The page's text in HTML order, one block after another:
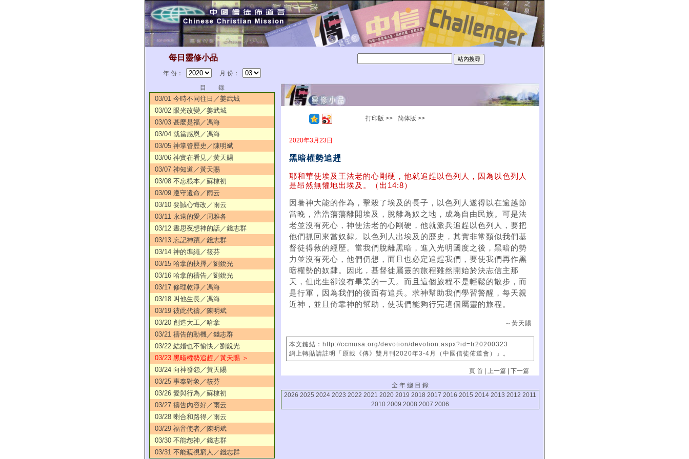
每日靈修小品
年 份：
月 份：
目 錄
03/01 今時不同往日／姜武城
03/02 眼光改變／姜武城
03/03 甚麼是福／馮海
03/04 就當感恩／馮海
03/05 神掌管歷史／陳明斌
03/06 神實在看見／黃天賜
03/07 神知道／黃天賜
03/08 不忘根本／蘇棣初
03/09 遵守遺命／雨云
03/10 要誠心悔改／雨云
03/11 永遠的愛／周雅各
03/12 晝思夜想神的話／錢志群
03/13 忘記神蹟／錢志群
03/14 神的準繩／筱芬
03/15 哈拿的抉擇／劉銳光
03/16 哈拿的禱告／劉銳光
03/17 修理乾淨／馮海
03/18 叫他生長／馮海
03/19 彼此代禱／陳明斌
03/20 創造大工／哈拿
03/21 禱告的動機／錢志群
03/22 結婚也不愉快／劉銳光
03/23 黑暗權勢追趕／黃天賜 ＞
03/24 向神發怨／黃天賜
03/25 事奉對象／筱芬
03/26 愛與行為／蘇棣初
03/27 禱告內容好／雨云
03/28 喇合和路得／雨云
03/29 福音使者／陳明斌
03/30 不能怨神／錢志群
03/31 不能藐視窮人／錢志群
打印版 >> 简体版 >>
2020年3月23日
黑暗權勢追趕
耶和華使埃及王法老的心剛硬，他就追趕以色列人，因為以色列人
是昂然無懼地出埃及。（出14:8）
因著神大能的作為，擊殺了埃及的長子，以色列人遂得以在逾越節
當晚，浩浩蕩蕩離開埃及，脫離為奴之地，成為自由民族。可是法
老並沒有死心，神使法老的心剛硬，他就派兵追趕以色列人，要把
他們抓回來當奴隸。以色列人出埃及的歷史，其實非常類似我們基
督徒得救的經歷。當我們脫離黑暗，進入光明國度之後，黑暗的勢
力並沒有死心，他們仍想，而且也必定追趕我們，要使我們再作黑
暗權勢的奴隸。因此，基督徒屬靈的旅程雖然開始於決志信主那
天，但此生卻沒有畢業的一天。而且這個旅程不是輕鬆的散步，而
是行軍，因為我們的後面有追兵。求神幫助我們學習警醒，每天親
近神，並且倚靠神的幫助，使我們能夠行完這個屬靈的旅程。
～黃天賜
本文鏈結：http://ccmusa.org/devotion/devotion.aspx?id=tr20200323
網上轉貼請註明「原載《傳》雙月刊2020年3-4月（中國信徒佈道會）」。
頁 首 |上一篇 |下一篇
全 年 總 目 錄
2026 2025 2024 2023 2022 2021 2020 2019 2018 2017 2016 2015 2014 2013 2012 2011
2010 2009 2008 2007 2006